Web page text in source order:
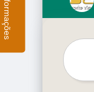
Informações